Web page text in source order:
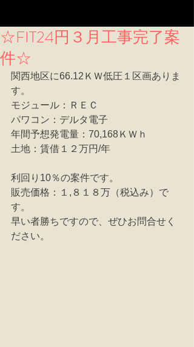
☆FIT24円３月工事完了案
件☆
関西地区に66.12ＫＷ低圧１区画ありま
す。
モジュール：ＲＥＣ
パワコン：デルタ電子
年間予想発電量：70,168ＫＷｈ
土地：賃借１２万円/年
利回り10％の案件です。
販売価格：１,８１８万（税込み）で
す。
早い者勝ちですので、ぜひお問合せく
ださい。